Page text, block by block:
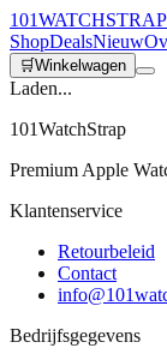
101WATCHSTRAP
ShopDealsNieuw
🛒Winkelwagen
Laden...
101WatchStrap
Premium Apple
Klantenservice
Retourbeleid
Contact
Bedrijfsgegevens